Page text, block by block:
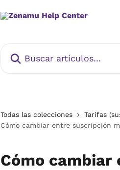
Todas las colecciones
Tarifas
Cómo cambiar entre suscripción
Cómo